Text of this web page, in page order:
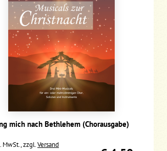
mich nach Bethlehem (Chorausgabe)
MwSt., zzgl.Versand